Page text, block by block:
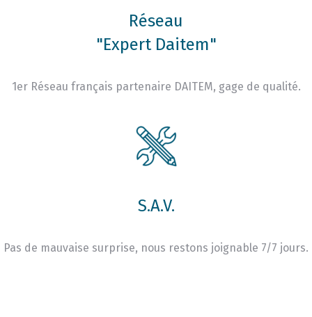
Réseau
"Expert Daitem"
1er Réseau français partenaire DAITEM, gage de qualité.
S.A.V.
Pas de mauvaise surprise, nous restons joignable 7/7 jours.